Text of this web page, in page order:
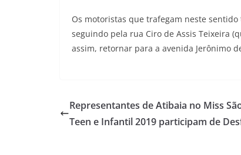
Os motoristas que trafegam neste
seguindo pela rua Ciro de Assis Teixeira
assim, retornar para a avenida Jerônimo
Representantes de Atibaia no Miss
Teen e Infantil 2019 participam de